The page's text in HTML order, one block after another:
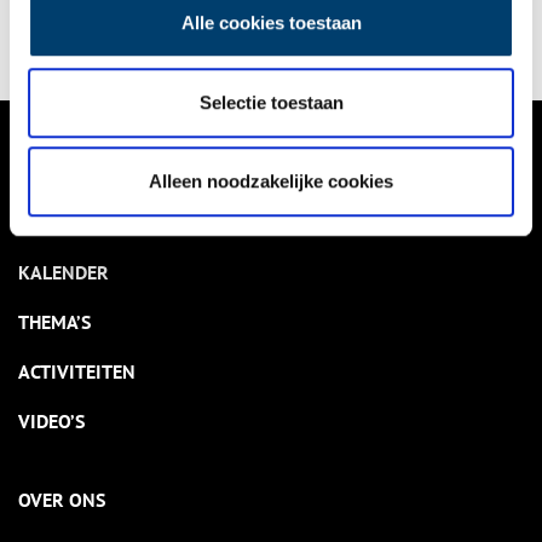
Alle cookies toestaan
Selectie toestaan
Alleen noodzakelijke cookies
NIEUWS
KALENDER
THEMA’S
ACTIVITEITEN
VIDEO’S
OVER ONS